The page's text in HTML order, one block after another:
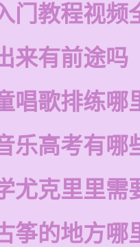
门教程视频
来有前途吗
唱歌排练哪
乐高考有哪
尤克里里需
筝的地方哪